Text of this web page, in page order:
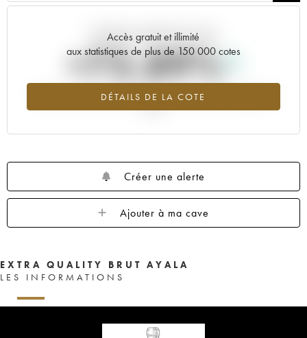
Accès gratuit et illimité
aux statistiques de plus de 150 000 cotes
DÉTAILS DE LA COTE
Tendance actuelle de la cote
+75.89%
Tendance à la hausse du millésime 1970 en 2026 par rapport à
Créer une alerte
Ajouter à ma cave
EXTRA QUALITY BRUT AYALA
LES INFORMATIONS